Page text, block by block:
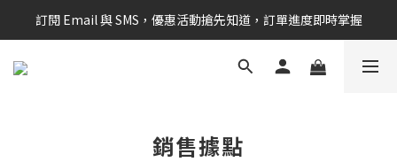
新會員享$100購物金 現在立即加入！
訂閱 Email 與 SMS，優惠活動搶先知道，訂單進度即時掌握
新會員享$100購物金 現在立即加入！
銷售據點